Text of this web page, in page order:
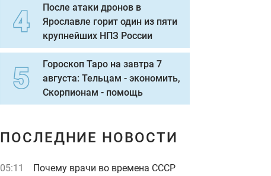
После атаки дронов в
Ярославле горит один из пяти
крупнейших НПЗ России
Гороскоп Таро на завтра 7
августа: Тельцам - экономить,
Скорпионам - помощь
ПОСЛЕДНИЕ НОВОСТИ
05:11
Почему врачи во времена СССР